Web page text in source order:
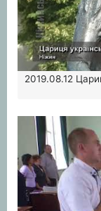
2019.08.12